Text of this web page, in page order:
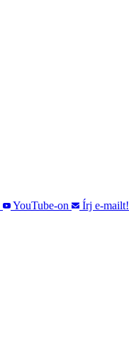
YouTube-on
Írj e-mailt!